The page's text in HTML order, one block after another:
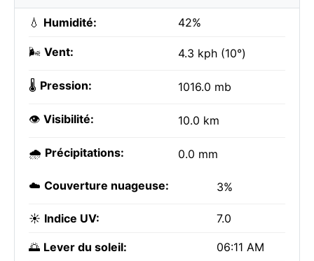
💧 Humidité: 42%
🌬️ Vent: 4.3 kph (10°)
🌡️ Pression: 1016.0 mb
👁️ Visibilité: 10.0 km
🌧️ Précipitations: 0.0 mm
☁️ Couverture nuageuse: 3%
☀️ Indice UV: 7.0
🌅 Lever du soleil: 06:11 AM